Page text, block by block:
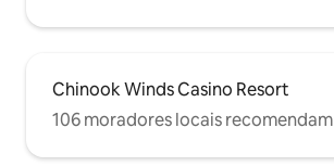
Chinook Winds Casino Resort
106 moradores locais recomendam